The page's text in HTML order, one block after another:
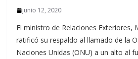
junio 12, 2020
El ministro de Relaciones Exteriores,
ratificó su respaldo al llamado de la
Naciones Unidas (ONU) a un alto al